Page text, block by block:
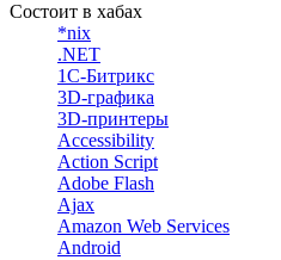
Состоит в хабах
*nix
.NET
1С-Битрикс
3D-графика
3D-принтеры
Accessibility
Action Script
Adobe Flash
Ajax
Amazon Web Services
Android